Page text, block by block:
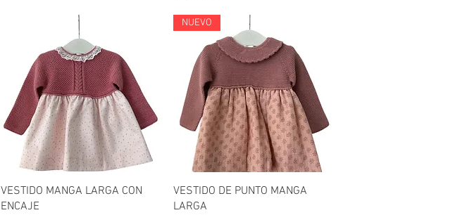
Vista rápida
VESTIDO MANGA LARGA CON
ENCAJE
Vista rápida
NUEVO
VESTIDO DE PUNTO MANGA
LARGA